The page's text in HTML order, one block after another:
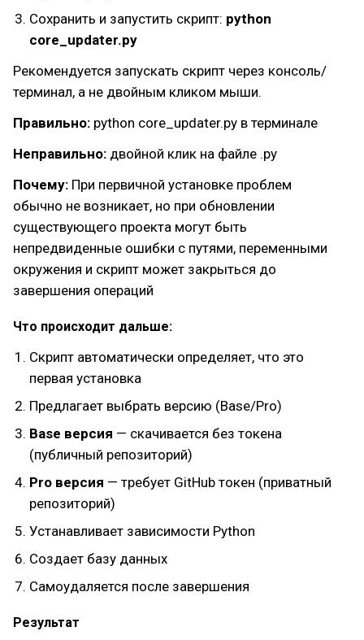
Сохранить и запустить скрипт: python
core_updater.py
Рекомендуется запускать скрипт через консоль/
терминал, а не двойным кликом мыши.
Правильно: python core_updater.py в терминале
Неправильно: двойной клик на файле .py
Почему: При первичной установке проблем
обычно не возникает, но при обновлении
существующего проекта могут быть
непредвиденные ошибки с путями, переменными
окружения и скрипт может закрыться до
завершения операций
Что происходит дальше:
Скрипт автоматически определяет, что это
первая установка
Предлагает выбрать версию (Base/Pro)
Base версия — скачивается без токена
(публичный репозиторий)
Pro версия — требует GitHub токен (приватный
репозиторий)
Устанавливает зависимости Python
Создает базу данных
Самоудаляется после завершения
Результат